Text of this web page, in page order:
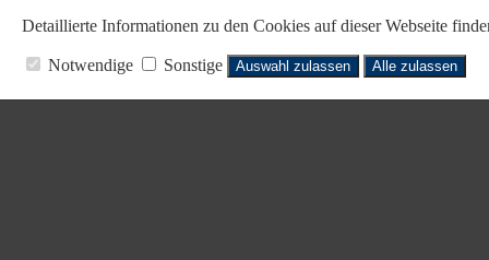
Detaillierte Informationen zu den Cookies auf dieser Webseite
Notwendige Sonstige Auswahl zulassen Alle zulassen